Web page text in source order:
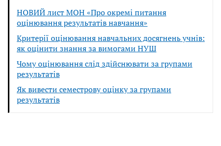
НОВИЙ лист МОН «Про окремі питання
оцінювання результатів навчання»
Критерії оцінювання навчальних досягнень учнів:
як оцінити знання за вимогами НУШ
Чому оцінювання слід здійснювати за групами
результатів
Як вивести семестрову оцінку за групами
результатів